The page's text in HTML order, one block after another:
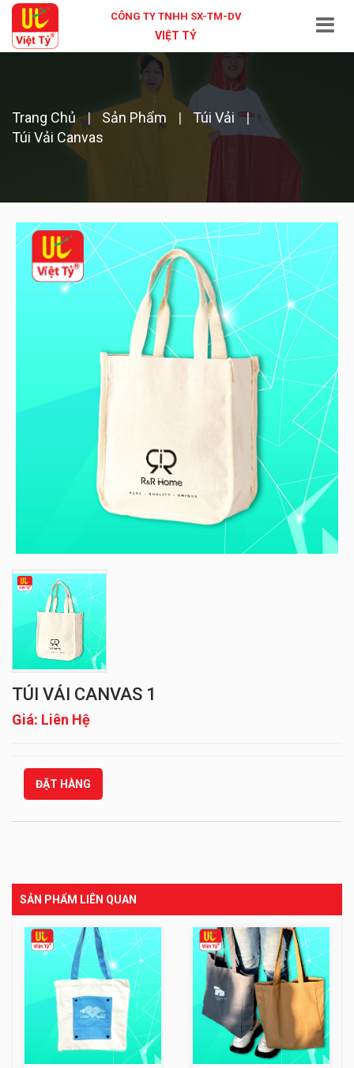
CÔNG TY TNHH SX-TM-DV
VIỆT TỶ
Trang Chủ Sản Phẩm
Túi Vải
Túi Vải Canvas
TÚI VẢI CANVAS 1
Giá: Liên Hệ
ĐẶT HÀNG
SẢN PHẨM LIÊN QUAN